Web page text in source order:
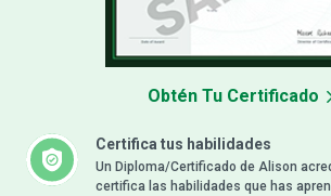
Certifica tus habilidades
Un Diploma/Certificado de Alison
certifica las habilidades que has
Obtén Tu Certificado